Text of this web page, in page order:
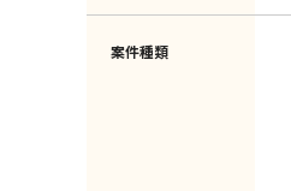
案件種類